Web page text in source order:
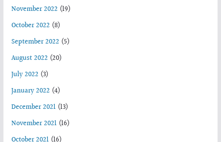
November 2022 (19)
October 2022 (8)
September 2022 (5)
August 2022 (20)
July 2022 (3)
January 2022 (4)
December 2021(13)
November 2021(16)